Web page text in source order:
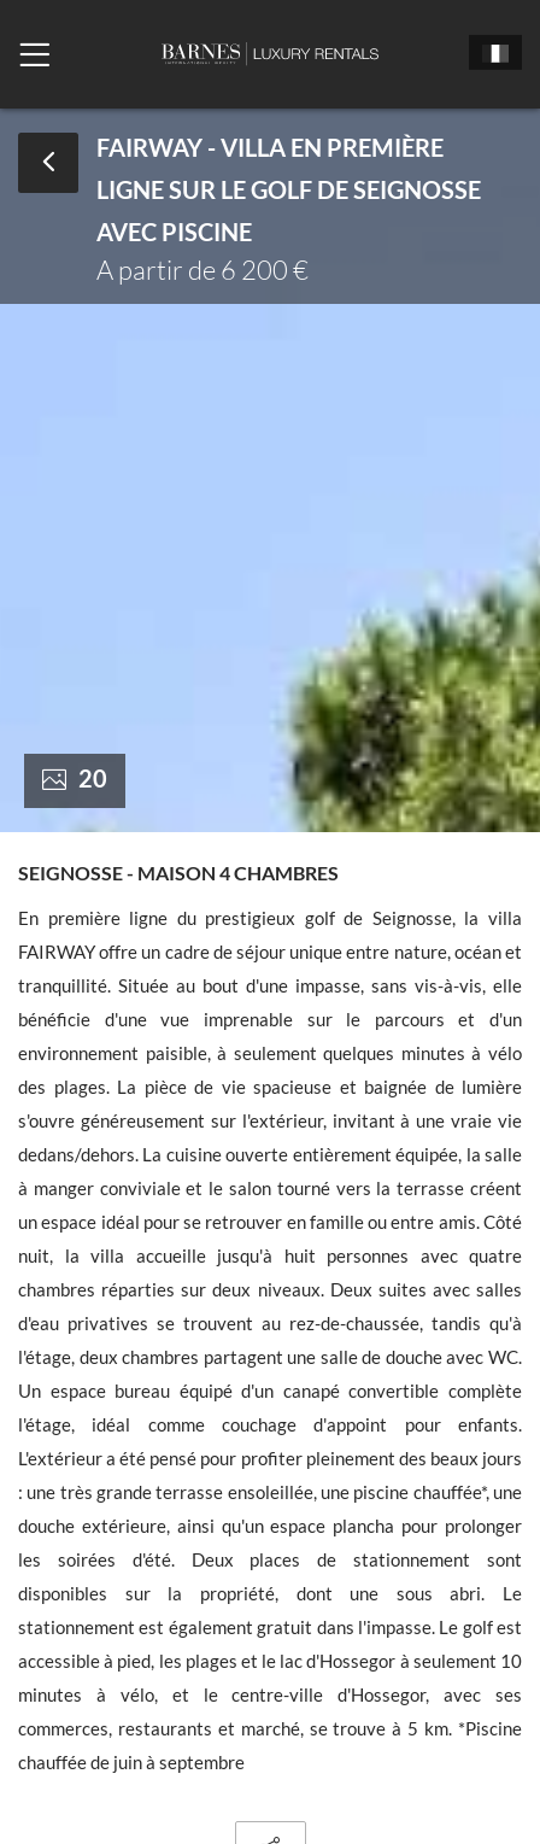
FAIRWAY - VILLA EN PREMIÈRE
LIGNE SUR LE GOLF DE SEIGNOSSE
AVEC PISCINE
A partir de 6 200 €
20
SEIGNOSSE - MAISON 4 CHAMBRES
En première ligne du prestigieux golf de Seignosse, la villa
FAIRWAY offre un cadre de séjour unique entre nature, océan et
tranquillité. Située au bout d'une impasse, sans vis-à-vis, elle
bénéficie d'une vue imprenable sur le parcours et d'un
environnement paisible, à seulement quelques minutes à vélo
des plages. La pièce de vie spacieuse et baignée de lumière
s'ouvre généreusement sur l'extérieur, invitant à une vraie vie
dedans/dehors. La cuisine ouverte entièrement équipée, la salle
à manger conviviale et le salon tourné vers la terrasse créent
un espace idéal pour se retrouver en famille ou entre amis. Côté
nuit, la villa accueille jusqu'à huit personnes avec quatre
chambres réparties sur deux niveaux. Deux suites avec salles
d'eau privatives se trouvent au rez-de-chaussée, tandis qu'à
l'étage, deux chambres partagent une salle de douche avec WC.
Un espace bureau équipé d'un canapé convertible complète
l'étage, idéal comme couchage d'appoint pour enfants.
L'extérieur a été pensé pour profiter pleinement des beaux jours
: une très grande terrasse ensoleillée, une piscine chauffée*, une
douche extérieure, ainsi qu'un espace plancha pour prolonger
les soirées d'été. Deux places de stationnement sont
disponibles sur la propriété, dont une sous abri. Le
stationnement est également gratuit dans l'impasse. Le golf est
accessible à pied, les plages et le lac d'Hossegor à seulement 10
minutes à vélo, et le centre-ville d'Hossegor, avec ses
commerces, restaurants et marché, se trouve à 5 km. *Piscine
chauffée de juin à septembre
France +(33)
Les informations recueillies sont nécessaires au traitement de
votre demande par BARNES. Vous pouvez consulter notre Charte
de protection des données en cliquant surce lien. À tout
moment, vous disposez d’un droit d’accès, de modification et de
suppression de vos données.
Recevoir les nouvelles annonces similaires